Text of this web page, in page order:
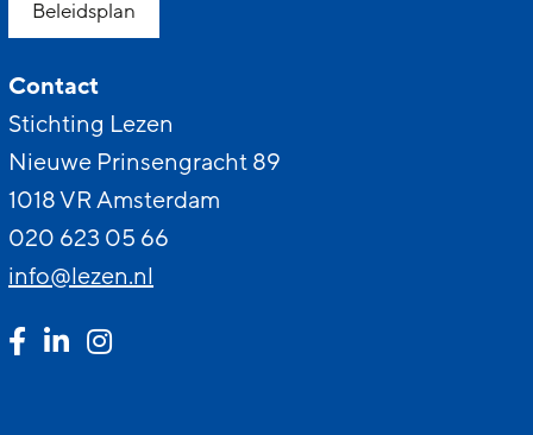
Beleidsplan
Contact
Stichting Lezen
Nieuwe Prinsengracht 89
1018 VR Amsterdam
020 623 05 66
info@lezen.nl